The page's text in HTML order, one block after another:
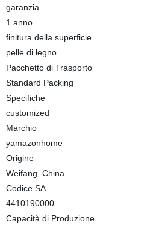
garanzia
1 anno
finitura della superficie
pelle di legno
Pacchetto di Trasporto
Standard Packing
Specifiche
customized
Marchio
yamazonhome
Origine
Weifang, China
Codice SA
4410190000
Capacità di Produzione